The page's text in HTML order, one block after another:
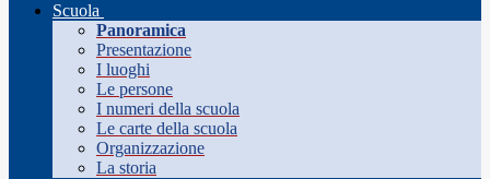
Scuola
Panoramica
Presentazione
I luoghi
Le persone
I numeri della scuola
Le carte della scuola
Organizzazione
La storia